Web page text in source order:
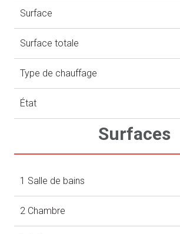
Surface
Surface totale
Type de chauffage
État
Surfaces
1 Salle de bains
2 Chambre